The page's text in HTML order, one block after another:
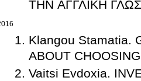
ΤΗΝ ΑΓΓΛΙΚΗ
Klangou Stamatia.
ABOUT
Vaitsi Evdoxia.